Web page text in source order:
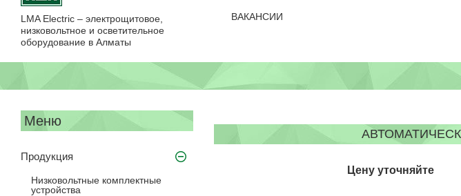
LMA Electric – электрощитовое,
низковольтное и осветительное
оборудование в Алматы
ВАКАНСИИ
Продукция
Низковольтные комплектные
устройства
Цену уточняйте